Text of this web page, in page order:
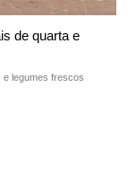
de quarta e
legumes frescos